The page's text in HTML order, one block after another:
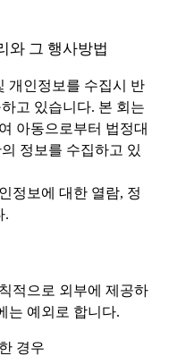
와 그 행사방법
개인정보를 수집시 반
고 있습니다. 본 회는
아동으로부터 법정대
정보를 수집하고 있
정보에 대한 열람, 정
.
적으로 외부에 제공하
는 예외로 합니다.
경우